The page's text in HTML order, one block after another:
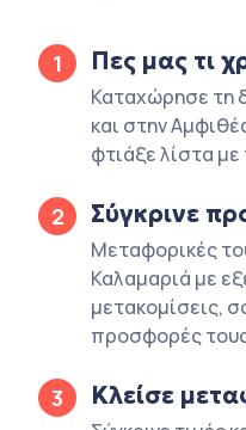
1 Πες μας τι
Καταχώρησε τη
και στην
φτιάξε λίστα με
2 Σύγκρινε
Μεταφορικές
Καλαμαριά με
μετακομίσεις,
προσφορές
3 Κλείσε